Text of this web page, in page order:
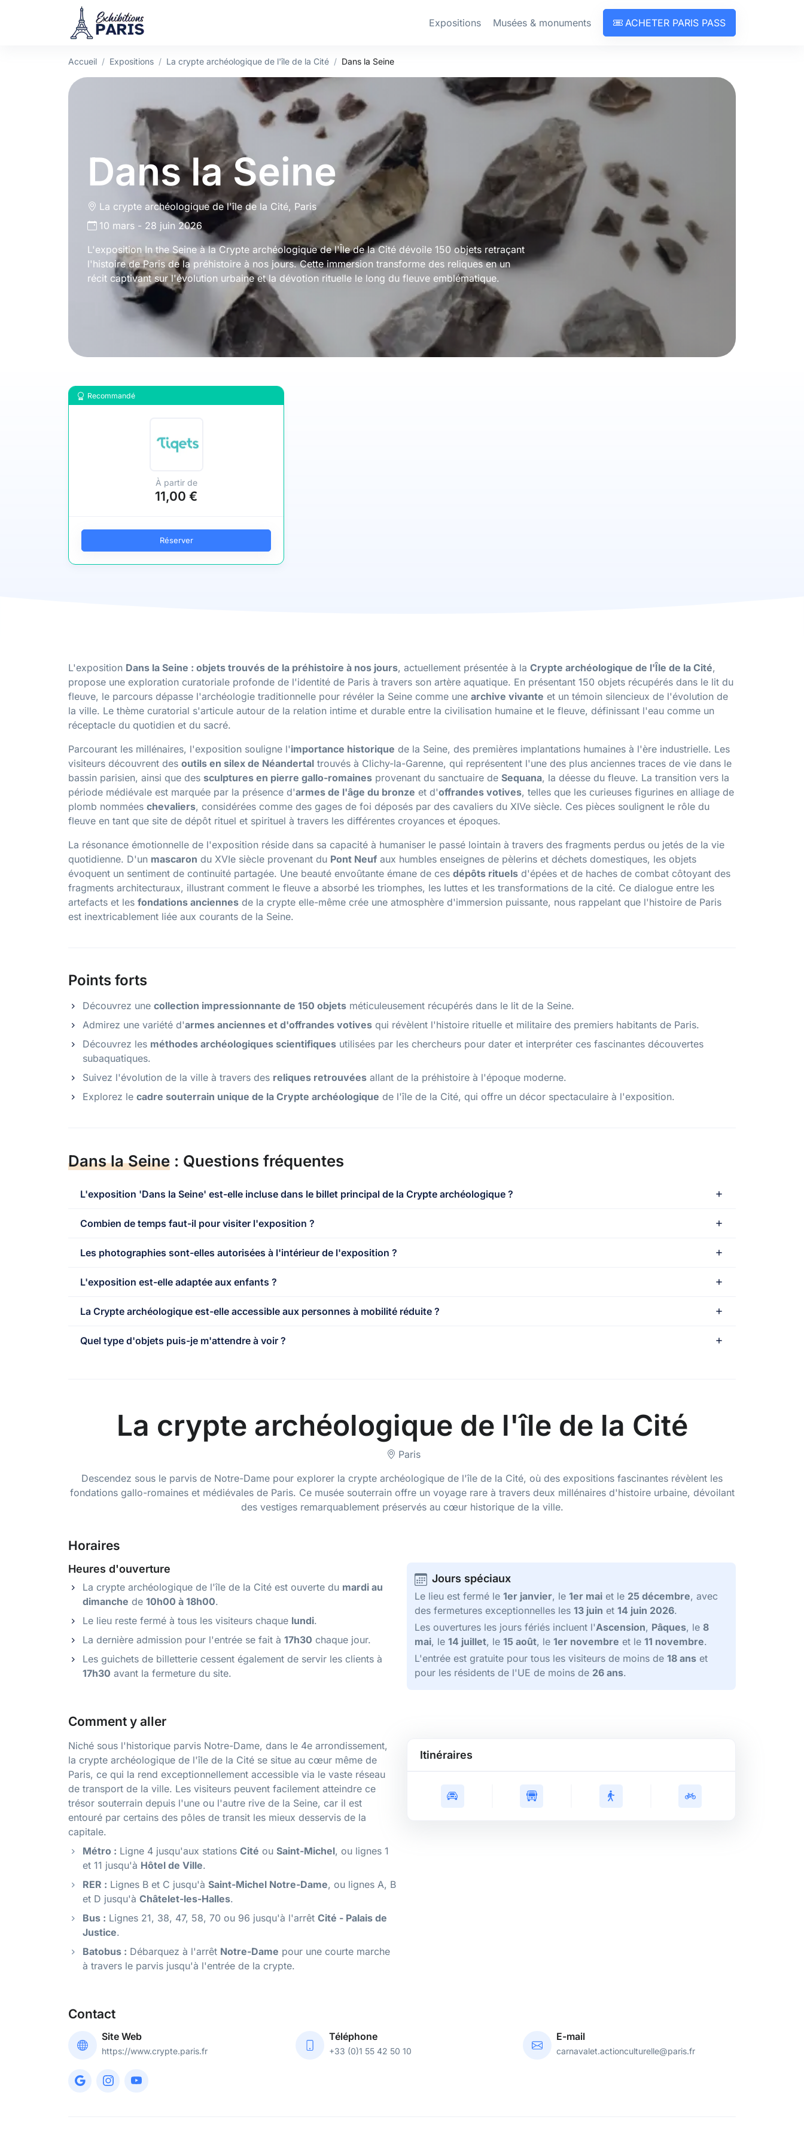
Expositions Musées & monuments ACHETER PARIS PASS
Accueil Expositions La crypte archéologique de l'île de la Cité Dans la Seine
Dans la Seine
La crypte archéologique de l'île de la Cité, Paris
10 mars - 28 juin 2026
L'exposition In the Seine à la Crypte archéologique de l'Île de la Cité dévoile 150 objets retraçant
l'histoire de Paris de la préhistoire à nos jours. Cette immersion transforme des reliques en un
récit captivant sur l'évolution urbaine et la dévotion rituelle le long du fleuve emblématique.
Recommandé
À partir de
11,00 €
Réserver
L'exposition Dans la Seine : objets trouvés de la préhistoire à nos jours, actuellement présentée à la Crypte archéologique de l'Île de la Cité,
propose une exploration curatoriale profonde de l'identité de Paris à travers son artère aquatique. En présentant 150 objets récupérés dans le lit du
fleuve, le parcours dépasse l'archéologie traditionnelle pour révéler la Seine comme une archive vivante et un témoin silencieux de l'évolution de
la ville. Le thème curatorial s'articule autour de la relation intime et durable entre la civilisation humaine et le fleuve, définissant l'eau comme un
réceptacle du quotidien et du sacré.
Parcourant les millénaires, l'exposition souligne l'importance historique de la Seine, des premières implantations humaines à l'ère industrielle. Les
visiteurs découvrent des outils en silex de Néandertal trouvés à Clichy-la-Garenne, qui représentent l'une des plus anciennes traces de vie dans le
bassin parisien, ainsi que des sculptures en pierre gallo-romaines provenant du sanctuaire de Sequana, la déesse du fleuve. La transition vers la
période médiévale est marquée par la présence d'armes de l'âge du bronze et d'offrandes votives, telles que les curieuses figurines en alliage de
plomb nommées chevaliers, considérées comme des gages de foi déposés par des cavaliers du XIVe siècle. Ces pièces soulignent le rôle du
fleuve en tant que site de dépôt rituel et spirituel à travers les différentes croyances et époques.
La résonance émotionnelle de l'exposition réside dans sa capacité à humaniser le passé lointain à travers des fragments perdus ou jetés de la vie
quotidienne. D'un mascaron du XVIe siècle provenant du Pont Neuf aux humbles enseignes de pèlerins et déchets domestiques, les objets
évoquent un sentiment de continuité partagée. Une beauté envoûtante émane de ces dépôts rituels d'épées et de haches de combat côtoyant des
fragments architecturaux, illustrant comment le fleuve a absorbé les triomphes, les luttes et les transformations de la cité. Ce dialogue entre les
artefacts et les fondations anciennes de la crypte elle-même crée une atmosphère d'immersion puissante, nous rappelant que l'histoire de Paris
est inextricablement liée aux courants de la Seine.
Points forts
Découvrez une collection impressionnante de 150 objets méticuleusement récupérés dans le lit de la Seine.
Admirez une variété d'armes anciennes et d'offrandes votives qui révèlent l'histoire rituelle et militaire des premiers habitants de Paris.
Découvrez les méthodes archéologiques scientifiques utilisées par les chercheurs pour dater et interpréter ces fascinantes découvertes
subaquatiques.
Suivez l'évolution de la ville à travers des reliques retrouvées allant de la préhistoire à l'époque moderne.
Explorez le cadre souterrain unique de la Crypte archéologique de l'île de la Cité, qui offre un décor spectaculaire à l'exposition.
Dans la Seine : Questions fréquentes
L'exposition 'Dans la Seine' est-elle incluse dans le billet principal de la Crypte archéologique ?
Combien de temps faut-il pour visiter l'exposition ?
Les photographies sont-elles autorisées à l'intérieur de l'exposition ?
L'exposition est-elle adaptée aux enfants ?
La Crypte archéologique est-elle accessible aux personnes à mobilité réduite ?
Quel type d'objets puis-je m'attendre à voir ?
La crypte archéologique de l'île de la Cité
Paris
Descendez sous le parvis de Notre-Dame pour explorer la crypte archéologique de l'île de la Cité, où des expositions fascinantes révèlent les
fondations gallo-romaines et médiévales de Paris. Ce musée souterrain offre un voyage rare à travers deux millénaires d'histoire urbaine, dévoilant
des vestiges remarquablement préservés au cœur historique de la ville.
Horaires
Heures d'ouverture
La crypte archéologique de l'île de la Cité est ouverte du mardi au
dimanche de 10h00 à 18h00.
Le lieu reste fermé à tous les visiteurs chaque lundi.
La dernière admission pour l'entrée se fait à 17h30 chaque jour.
Les guichets de billetterie cessent également de servir les clients à
17h30 avant la fermeture du site.
Jours spéciaux
Le lieu est fermé le 1er janvier, le 1er mai et le 25 décembre, avec
des fermetures exceptionnelles les 13 juin et 14 juin 2026.
Les ouvertures les jours fériés incluent l'Ascension, Pâques, le 8
mai, le 14 juillet, le 15 août, le 1er novembre et le 11 novembre.
L'entrée est gratuite pour tous les visiteurs de moins de 18 ans et
pour les résidents de l'UE de moins de 26 ans.
Comment y aller
Niché sous l'historique parvis Notre-Dame, dans le 4e arrondissement,
la crypte archéologique de l'île de la Cité se situe au cœur même de
Paris, ce qui la rend exceptionnellement accessible via le vaste réseau
de transport de la ville. Les visiteurs peuvent facilement atteindre ce
trésor souterrain depuis l'une ou l'autre rive de la Seine, car il est
entouré par certains des pôles de transit les mieux desservis de la
capitale.
Métro : Ligne 4 jusqu'aux stations Cité ou Saint-Michel, ou lignes 1
et 11 jusqu'à Hôtel de Ville.
RER : Lignes B et C jusqu'à Saint-Michel Notre-Dame, ou lignes A, B
et D jusqu'à Châtelet-les-Halles.
Bus : Lignes 21, 38, 47, 58, 70 ou 96 jusqu'à l'arrêt Cité - Palais de
Justice.
Batobus : Débarquez à l'arrêt Notre-Dame pour une courte marche
à travers le parvis jusqu'à l'entrée de la crypte.
Itinéraires
Contact
Site Web
https://www.crypte.paris.fr
Téléphone
+33 (0)1 55 42 50 10
E-mail
carnavalet.actionculturelle@paris.fr